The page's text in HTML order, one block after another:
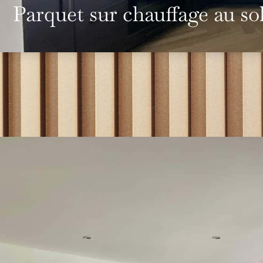
Parquet sur chauffage au